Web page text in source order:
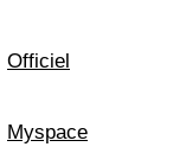
Officiel
Myspace